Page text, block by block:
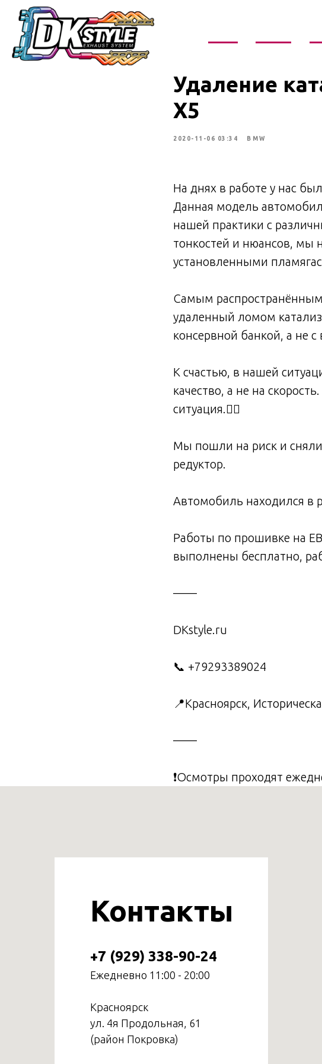
Удаление
X5
2020-11-06 03:34 BMW
На днях в работе у нас
Данная модель
нашей практики с
тонкостей и нюансов, мы
установленными
Самым
удаленный ломом
консервной банкой, а не
К счастью, в нашей
качество, а не на
ситуация.👍🏻
Мы пошли на риск и сняли
редуктор.
Автомобиль находился в
Работы по прошивке на
выполнены бесплатно,
——
DKstyle.ru
📞 +79293389024
📍Красноярск,
——
❗️Осмотры проходят
Контакты
+7 (929) 338-90-24
Ежедневно 11:00 - 20:00
Красноярск
ул. 4я Продольная, 61
(район Покровка)